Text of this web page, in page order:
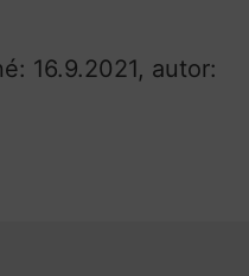
16.9.2021, autor: